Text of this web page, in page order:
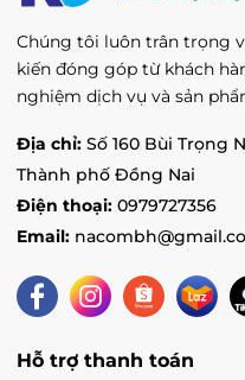
Chúng tôi luôn trân trọng
kiến đóng góp từ khách
nghiệm dịch vụ và sản
Địa chỉ: Số 160 Bùi Trọng
Thành phố Đồng Nai
Điện thoại: 0979727356
Email:
Hỗ trợ thanh toán